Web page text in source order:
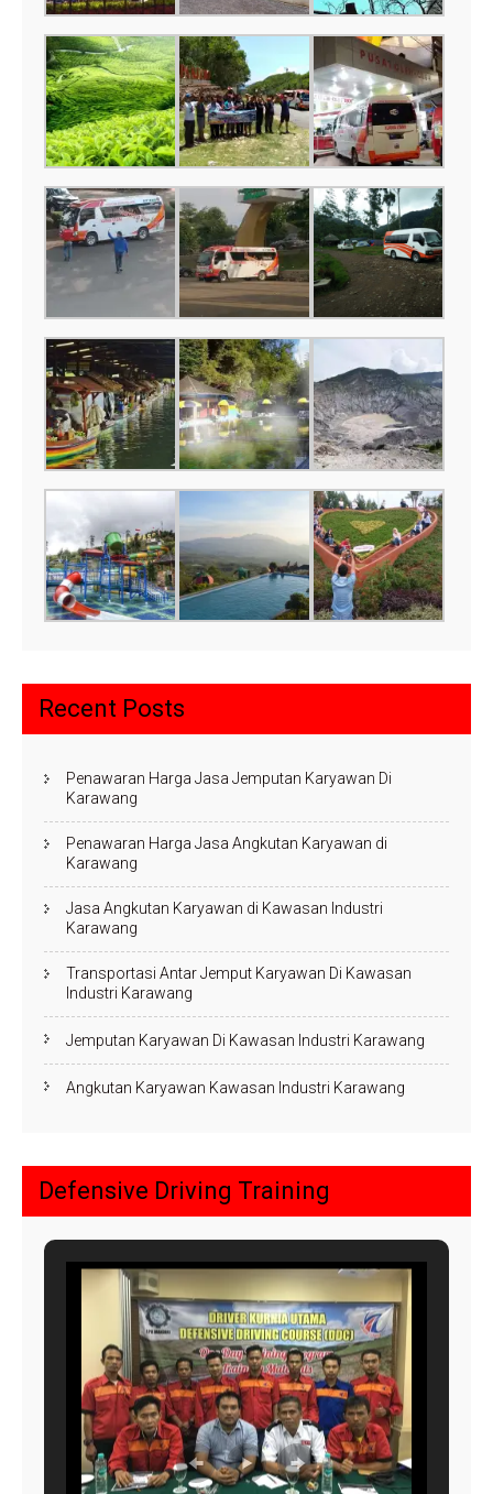
Recent Posts
Penawaran Harga Jasa Jemputan Karyawan Di
Karawang
Penawaran Harga Jasa Angkutan Karyawan di
Karawang
Jasa Angkutan Karyawan di Kawasan Industri
Karawang
Transportasi Antar Jemput Karyawan Di Kawasan
Industri Karawang
Jemputan Karyawan Di Kawasan Industri Karawang
Angkutan Karyawan Kawasan Industri Karawang
Defensive Driving Training